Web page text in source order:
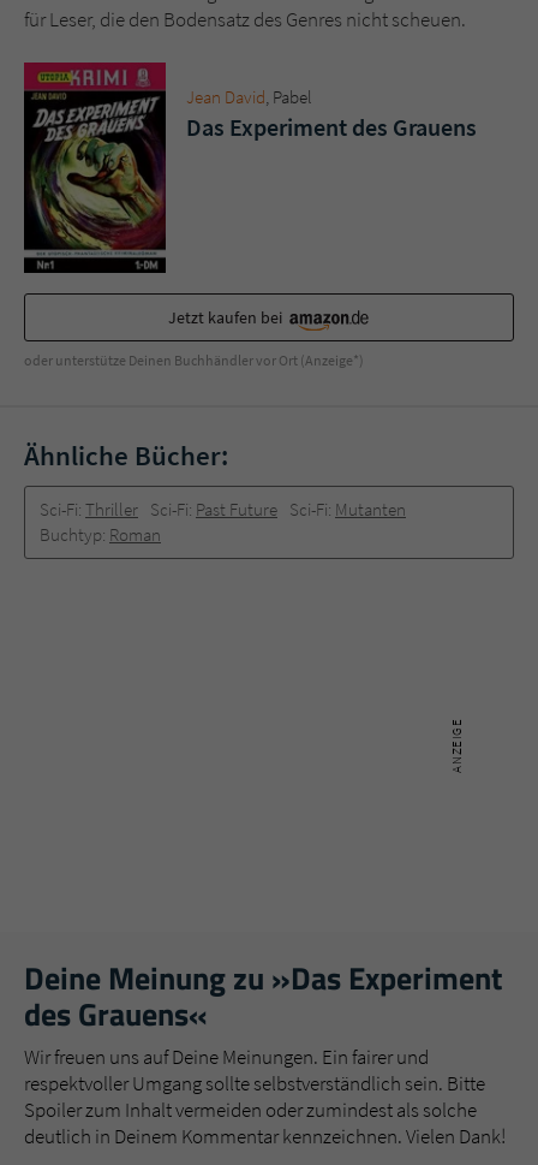
für Leser, die den Bodensatz des Genres nicht scheuen.
Jean David, Pabel
Das Experiment des Grauens
Jetzt kaufen bei
oder unterstütze Deinen Buchhändler vor Ort (Anzeige*)
Ähnliche Bücher:
Sci-Fi: Thriller Sci-Fi: Past Future Sci-Fi: Mutanten
Buchtyp: Roman
Deine Meinung zu »Das Experiment
des Grauens«
Wir freuen uns auf Deine Meinungen. Ein fairer und
respektvoller Umgang sollte selbstverständlich sein. Bitte
Spoiler zum Inhalt vermeiden oder zumindest als solche
deutlich in Deinem Kommentar kennzeichnen. Vielen Dank!